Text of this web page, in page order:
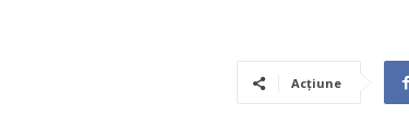
Acțiune